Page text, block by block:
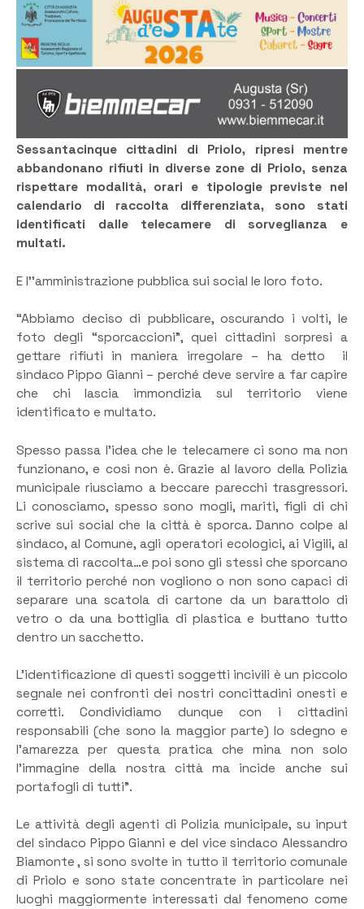
Sessantacinque cittadini di Priolo, ripresi mentre
abbandonano rifiuti in diverse zone di Priolo, senza
rispettare modalità, orari e tipologie previste nel
calendario di raccolta differenziata, sono stati
identificati dalle telecamere di sorveglianza e
multati.
E l’’amministrazione pubblica sui social le loro foto.
“Abbiamo deciso di pubblicare, oscurando i volti, le
foto degli “sporcaccioni”, quei cittadini sorpresi a
gettare rifiuti in maniera irregolare – ha detto il
sindaco Pippo Gianni – perché deve servire a far capire
che chi lascia immondizia sul territorio viene
identificato e multato.
Spesso passa l’idea che le telecamere ci sono ma non
funzionano, e così non è. Grazie al lavoro della Polizia
municipale riusciamo a beccare parecchi trasgressori.
Li conosciamo, spesso sono mogli, mariti, figli di chi
scrive sui social che la città è sporca. Danno colpe al
sindaco, al Comune, agli operatori ecologici, ai Vigili, al
sistema di raccolta…e poi sono gli stessi che sporcano
il territorio perché non vogliono o non sono capaci di
separare una scatola di cartone da un barattolo di
vetro o da una bottiglia di plastica e buttano tutto
dentro un sacchetto.
L’identificazione di questi soggetti incivili è un piccolo
segnale nei confronti dei nostri concittadini onesti e
corretti. Condividiamo dunque con i cittadini
responsabili (che sono la maggior parte) lo sdegno e
l’amarezza per questa pratica che mina non solo
l’immagine della nostra città ma incide anche sui
portafogli di tutti”.
Le attività degli agenti di Polizia municipale, su input
del sindaco Pippo Gianni e del vice sindaco Alessandro
Biamonte , si sono svolte in tutto il territorio comunale
di Priolo e sono state concentrate in particolare nei
luoghi maggiormente interessati dal fenomeno come